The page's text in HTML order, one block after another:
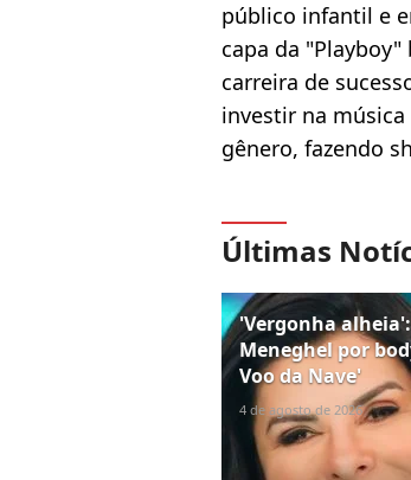
público infantil e
capa da
carreira de
investir na
gênero, fazendo
Últimas
'Vergonha
Meneghel por
Voo da Nave'
4 de agosto de 2026